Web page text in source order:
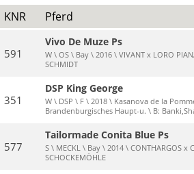
KNR Pferd
591
Vivo De Muze Ps
W \ OS \ Bay \ 2016 \ VIVANT x LORO
SCHMIDT
351
DSP King George
W \ DSP \ F \ 2018 \ Kasanova de la
Brandenburgisches Haupt-u. \ B:
577
Tailormade Conita Blue Ps
S \ MECKL \ Bay \ 2014 \ CONTHARGOS
SCHOCKEMÖHLE